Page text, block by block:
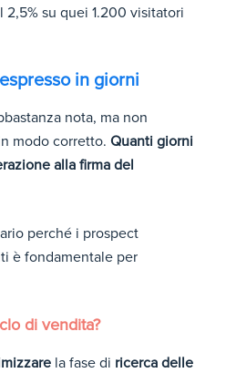
su quei 1.200 visitatori
in giorni
nota, ma non
modo corretto. Quanti giorni
alla firma del
perché i prospect
è fondamentale per
di vendita?
la fase di ricerca delle